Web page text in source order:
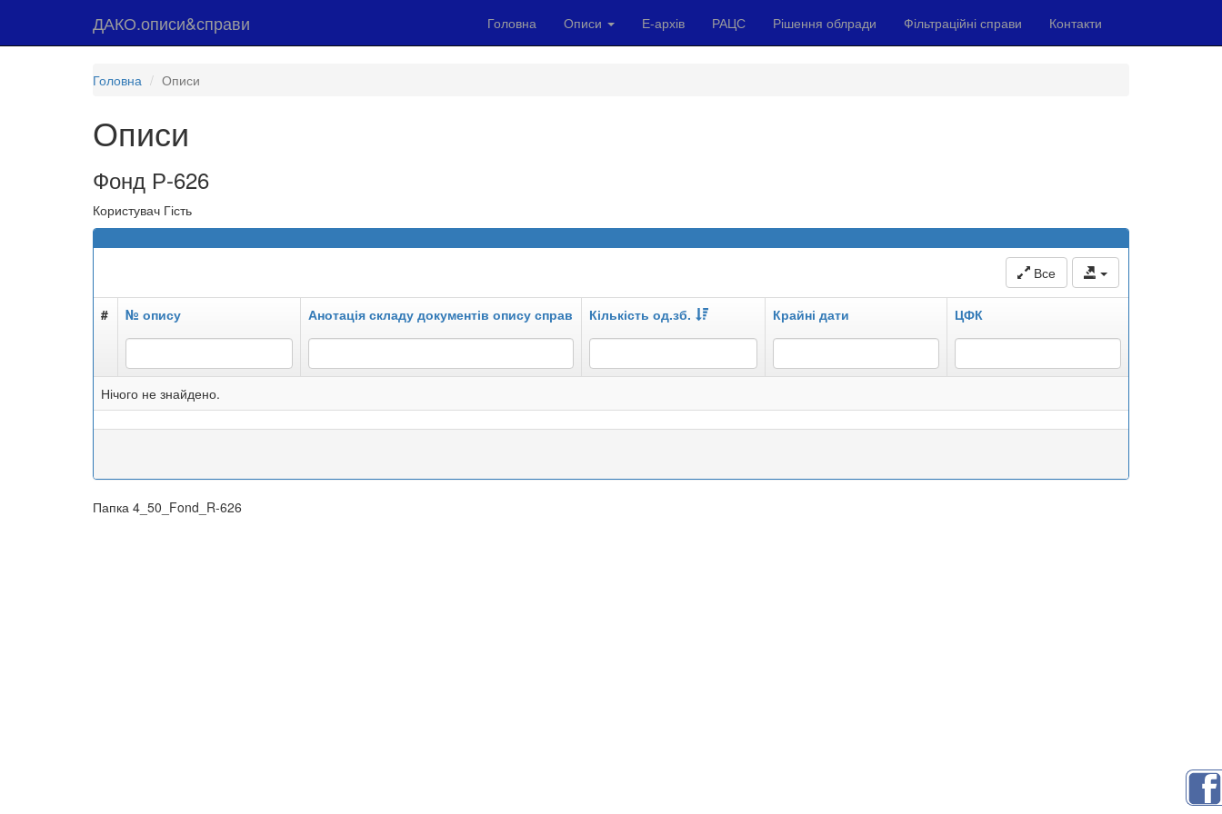
ДАКО.описи&справи Головна Описи Е-архів РАЦС Рішення облради Фільтраційні справи Контакти
Головна Описи
Описи
Фонд Р-626
Користувач Гість
Все
# № опису Анотація складу документів опису справ Кількість од.зб. Крайні дати ЦФК
Нічого не знайдено.
Папка 4_50_Fond_R-626